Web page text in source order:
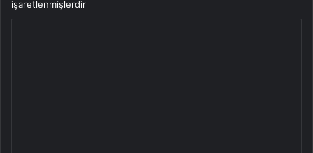
işaretlenmişlerdir